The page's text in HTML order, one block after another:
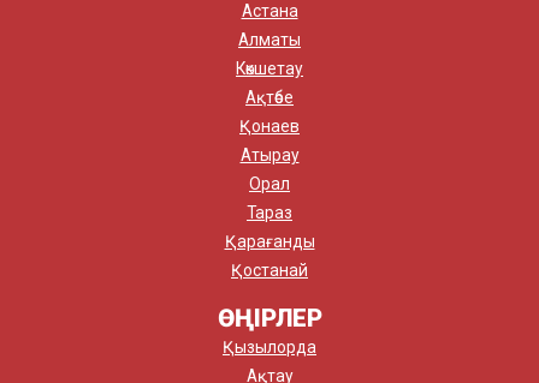
Астана
Алматы
Көкшетау
Ақтөбе
Қонаев
Атырау
Орал
Тараз
Қарағанды
Қостанай
ӨҢІРЛЕР
Қызылорда
Ақтау